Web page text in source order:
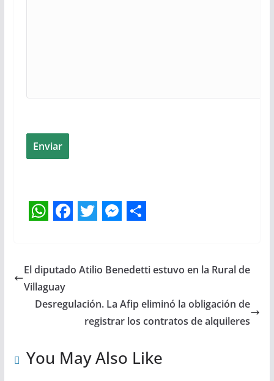
Enviar
W
a
t
s
p
p
F
c
e
b
o
k
T
i
t
e
M
s
e
n
g
e
S
a
e
El diputado Atilio Benedetti estuvo en la Rural de
Villaguay
Desregulación. La Afip eliminó la obligación de
registrar los contratos de alquileres
You May Also Like